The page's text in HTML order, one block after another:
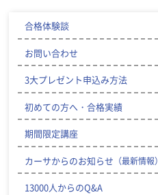
合格体験談
お問い合わせ
3大プレゼント申込み方法
初めての方へ・合格実績
期間限定講座
カーサからのお知らせ （最新情報）
13000人からのQ&A